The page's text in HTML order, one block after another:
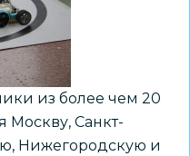
из более чем 20
Москву, Санкт-
Нижегородскую и